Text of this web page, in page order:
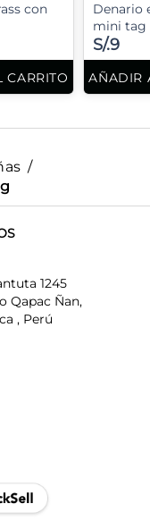
con
CARRITO
Denario
mini tag
S/.9
AÑADIR
/
1245
Qapac Ñan,
, Perú